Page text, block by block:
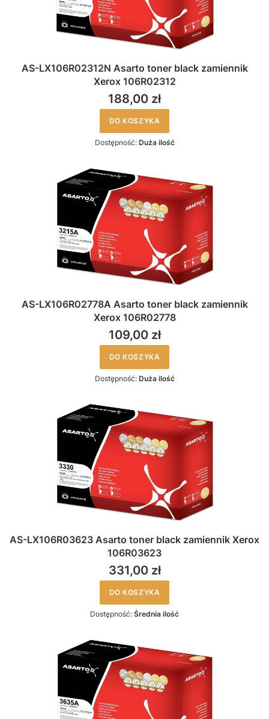
AS-LX106R02312N Asarto toner black zamiennik
Xerox 106R02312
188,00 zł
DO KOSZYKA
Dostępność: Duża ilość
AS-LX106R02778A Asarto toner black zamiennik
Xerox 106R02778
109,00 zł
DO KOSZYKA
Dostępność: Duża ilość
AS-LX106R03623 Asarto toner black zamiennik Xerox
106R03623
331,00 zł
DO KOSZYKA
Dostępność: Średnia ilość